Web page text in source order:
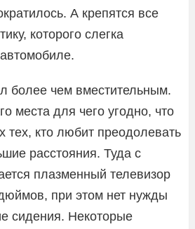
А крепятся все
которого слегка
более чем вместительным.
места для чего угодно, что
тех, кто любит преодолевать
расстояния. Туда с
плазменный телевизор
при этом нет нужды
сидения. Некоторые